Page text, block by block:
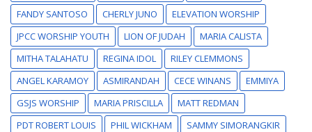
FANDY SANTOSO
CHERLY JUNO
ELEVATION WORSHIP
JPCC WORSHIP YOUTH
LION OF JUDAH
MARIA CALISTA
MITHA TALAHATU
REGINA IDOL
RILEY CLEMMONS
ANGEL KARAMOY
ASMIRANDAH CECE WINANS
EMMIYA
GSJS WORSHIP
MARIA PRISCILLA
MATT REDMAN
PDT ROBERT LOUIS
PHIL WICKHAM SAMMY SIMORANGKIR